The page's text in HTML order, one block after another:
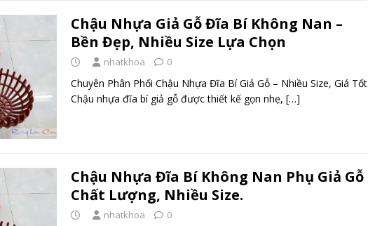
Chậu Nhựa Giả Gỗ Đĩa Bí Không Nan –
Bền Đẹp, Nhiều Size Lựa Chọn
nhatkhoa 0
Chuyên Phân Phối Chậu Nhựa Đĩa Bí Giả Gỗ – Nhiều Size, Giá Tốt
Chậu nhựa đĩa bí giả gỗ được thiết kế gọn nhẹ, […]
Chậu Nhựa Đĩa Bí Không Nan Phụ Giả Gỗ
Chất Lượng, Nhiều Size.
nhatkhoa 0